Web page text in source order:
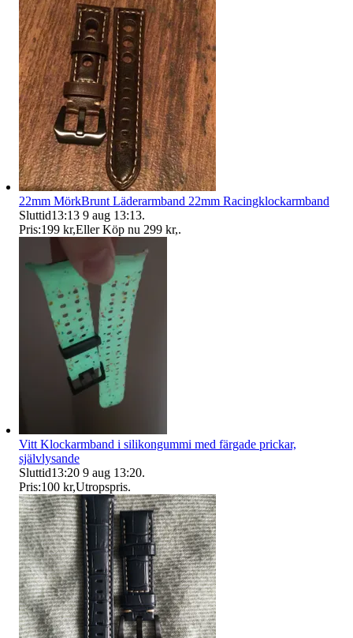
22mm MörkBrunt Läderarmband 22mm Racingklockarmband
Sluttid13:13 9 aug 13:13.
Pris:199 kr,Eller Köp nu 299 kr,.
Vitt Klockarmband i silikongummi med färgade prickar,
självlysande
Sluttid13:20 9 aug 13:20.
Pris:100 kr,Utropspris.